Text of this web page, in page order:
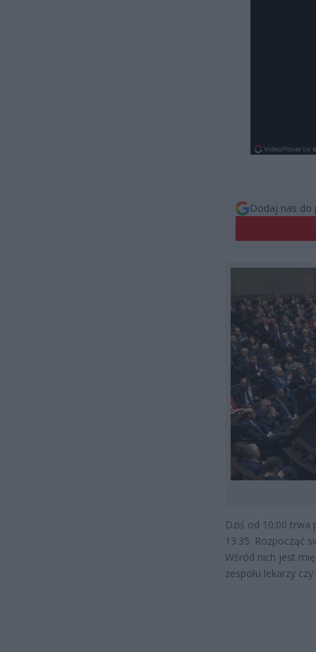
Dodaj nas do
Dziś od 10:00 trwa
13:35. Rozpocząć
Wśród nich jest
zespołu lekarzy